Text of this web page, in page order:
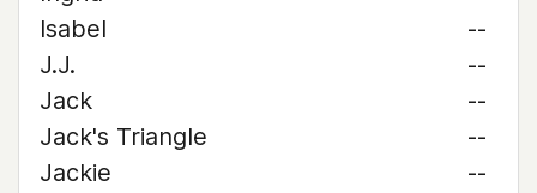
Isabel
--
J.J.
--
Jack
--
Jack's Triangle
--
Jackie
--